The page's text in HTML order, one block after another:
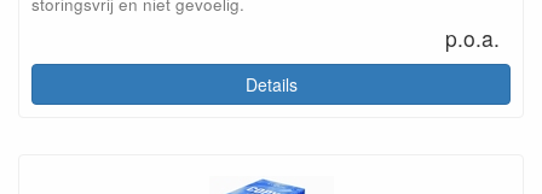
p.o.a.
Details